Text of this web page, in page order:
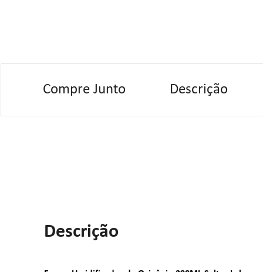
Compre Junto Descrição
Descrição